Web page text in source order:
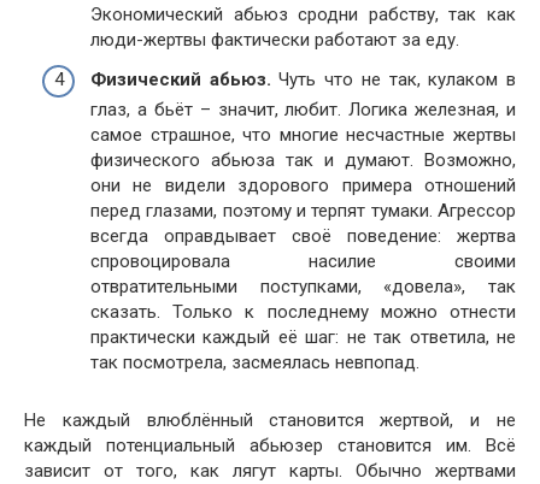
Экономический абьюз сродни рабству, так как
люди-жертвы фактически работают за еду.
Физический абьюз. Чуть что не так, кулаком в
глаз, а бьёт – значит, любит. Логика железная, и
самое страшное, что многие несчастные жертвы
физического абьюза так и думают. Возможно,
они не видели здорового примера отношений
перед глазами, поэтому и терпят тумаки. Агрессор
всегда оправдывает своё поведение: жертва
спровоцировала насилие своими
отвратительными поступками, «довела», так
сказать. Только к последнему можно отнести
практически каждый её шаг: не так ответила, не
так посмотрела, засмеялась невпопад.
Не каждый влюблённый становится жертвой, и не
каждый потенциальный абьюзер становится им. Всё
зависит от того, как лягут карты. Обычно жертвами